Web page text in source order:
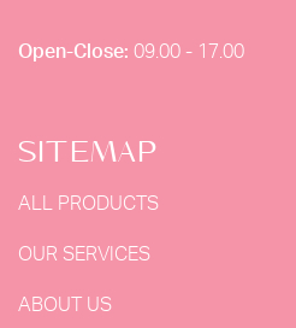
Open-Close: 09.00 - 17.00
SITEMAP
ALL PRODUCTS
OUR SERVICES
ABOUT US